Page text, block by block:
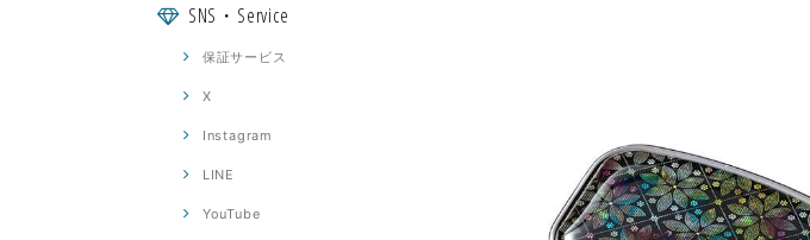
SNS・Service
保証サービス
X
Instagram
LINE
YouTube